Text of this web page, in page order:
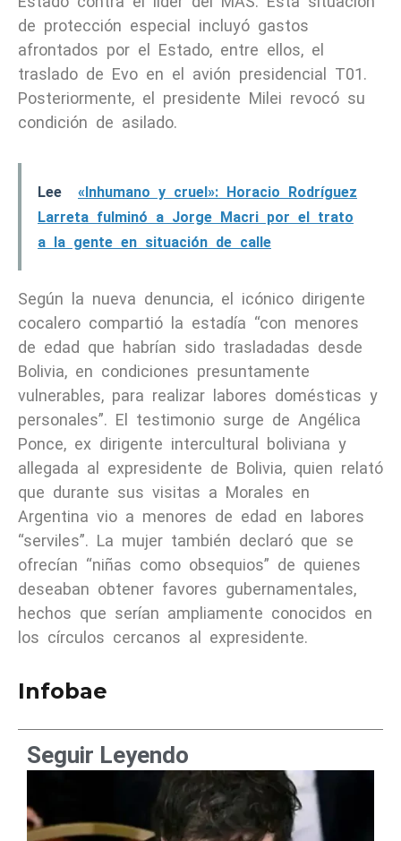
de protección especial incluyó gastos
afrontados por el Estado, entre ellos, el
traslado de Evo en el avión presidencial T01.
Posteriormente, el presidente Milei revocó su
condición de asilado.
Lee
«Inhumano y cruel»: Horacio Rodríguez
Larreta fulminó a Jorge Macri por el trato
a la gente en situación de calle
Según la nueva denuncia, el icónico dirigente
cocalero compartió la estadía “con menores
de edad que habrían sido trasladadas desde
Bolivia, en condiciones presuntamente
vulnerables, para realizar labores domésticas y
personales”. El testimonio surge de Angélica
Ponce, ex dirigente intercultural boliviana y
allegada al expresidente de Bolivia, quien relató
que durante sus visitas a Morales en
Argentina vio a menores de edad en labores
“serviles”. La mujer también declaró que se
ofrecían “niñas como obsequios” de quienes
deseaban obtener favores gubernamentales,
hechos que serían ampliamente conocidos en
los círculos cercanos al expresidente.
Infobae
Seguir Leyendo